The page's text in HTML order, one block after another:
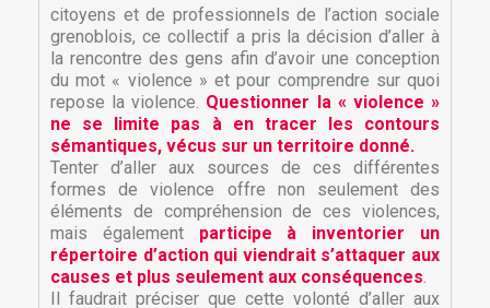
citoyens et de professionnels de l’action sociale
grenoblois, ce collectif a pris la décision d’aller à
la rencontre des gens afin d’avoir une conception
du mot « violence » et pour comprendre sur quoi
repose la violence. Questionner la « violence »
ne se limite pas à en tracer les contours
sémantiques, vécus sur un territoire donné.
Tenter d’aller aux sources de ces différentes
formes de violence offre non seulement des
éléments de compréhension de ces violences,
mais également participe à inventorier un
répertoire d’action qui viendrait s’attaquer aux
causes et plus seulement aux conséquences.
Il faudrait préciser que cette volonté d’aller aux